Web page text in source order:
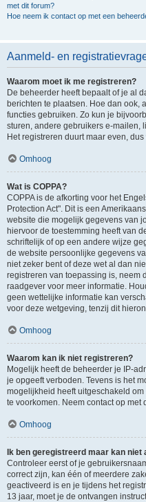
met dit forum?
Hoe neem ik contact op met een
Aanmeld- en
Waarom moet ik me registreren?
De beheerder heeft bepaalt of je al
berichten te plaatsen. Hoe dan ook,
functies gebruiken. Zo kun je
sturen, andere gebruikers e-mailen,
Het registreren duurt maar even,
Omhoog
Wat is COPPA?
COPPA is de afkorting voor het
Protection Act". Dit is een
website die mogelijk gegevens van
hiervoor de toestemming heeft van
schriftelijk of op een andere wijze
de website persoonlijke gegevens
niet zeker bent of deze wet al dan
registreren van toepassing is, neem
raadgever voor meer informatie.
geen wettelijke informatie kan
voor deze wetgeving, tenzij dit
Omhoog
Waarom kan ik niet registreren?
Mogelijk heeft de beheerder je IP-
je opgeeft verboden. Tevens is het
mogelijkheid heeft uitgeschakeld
te voorkomen. Neem contact op
Omhoog
Ik ben geregistreerd maar kan niet
Controleer eerst of je
correct zijn, kan één of meerdere
geactiveerd is en je tijdens het
13 jaar, moet je de ontvangen